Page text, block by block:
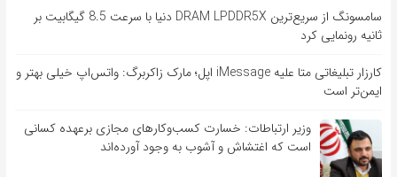
سامسونگ از سریع‌ترین DRAM LPDDR5X دنیا با سرعت 8.5 گیگابیت بر
ثانیه رونمایی کرد
کارزار تبلیغاتی متا علیه iMessage اپل؛ مارک زاکربرگ: واتس‌اپ خیلی بهتر و
ایمن‌تر است
وزیر ارتباطات: خسارت کسب‌وکارهای مجازی برعهده کسانی
است که اغتشاش و آشوب به وجود آورده‌اند